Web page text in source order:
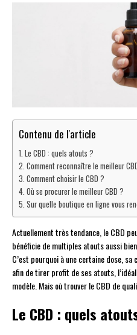
Contenu de l'article
Le CBD : quels atouts ?
Comment reconnaître le meilleur
Comment choisir le CBD ?
Où se procurer le meilleur CBD ?
Sur quelle boutique en ligne vous
Actuellement très tendance, le CBD
bénéficie de multiples atouts aussi
C’est pourquoi à une certaine dose,
afin de tirer profit de ses atouts,
modèle. Mais où trouver le CBD de
Le CBD : quels